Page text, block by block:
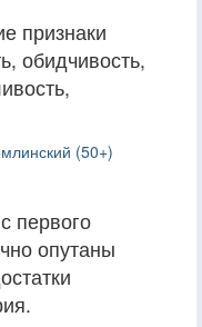
признаки
обидчивость,
(50+)
первого
опутаны